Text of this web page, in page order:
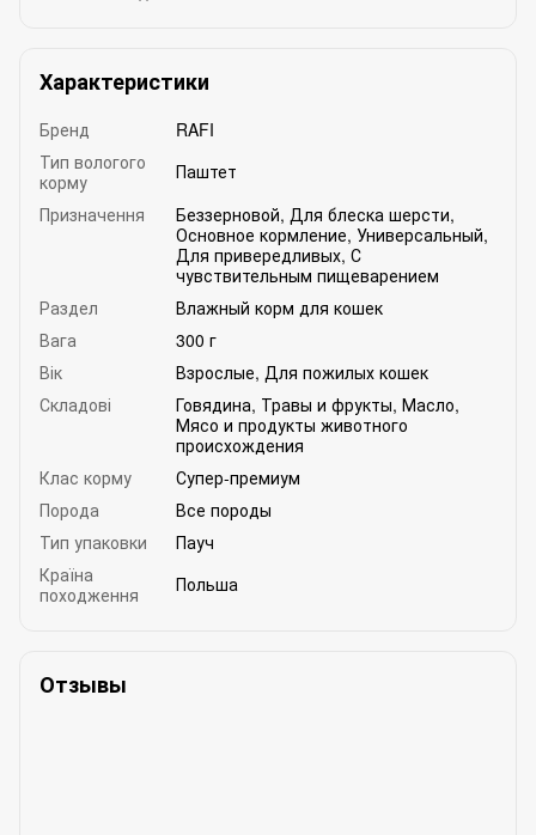
Характеристики
Бренд
RAFI
Тип вологого
корму
Паштет
Призначення
Беззерновой, Для блеска шерсти,
Основное кормление, Универсальный,
Для привередливых, С
чувствительным пищеварением
Раздел
Влажный корм для кошек
Вага
300 г
Вік
Взрослые, Для пожилых кошек
Складові
Говядина, Травы и фрукты, Масло,
Мясо и продукты животного
происхождения
Клас корму
Супер-премиум
Порода
Все породы
Тип упаковки
Пауч
Країна
походження
Польша
Отзывы